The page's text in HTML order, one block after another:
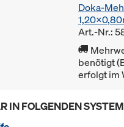
Doka-
Art.-Nr.:
benötigt
erfolgt im
IN FOLGENDEN